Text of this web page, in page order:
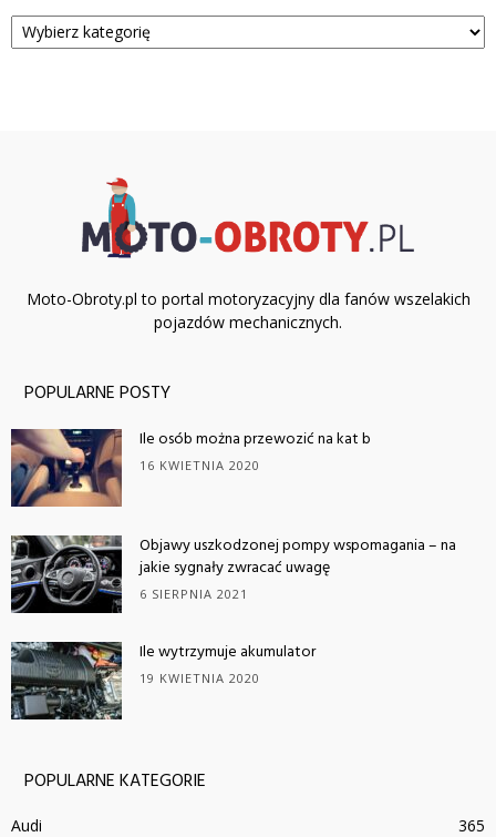
Kategorie
Moto-Obroty.pl to portal motoryzacyjny dla fanów wszelakich
pojazdów mechanicznych.
POPULARNE POSTY
Ile osób można przewozić na kat b
16 KWIETNIA 2020
Objawy uszkodzonej pompy wspomagania – na
jakie sygnały zwracać uwagę
6 SIERPNIA 2021
Ile wytrzymuje akumulator
19 KWIETNIA 2020
POPULARNE KATEGORIE
Audi 365